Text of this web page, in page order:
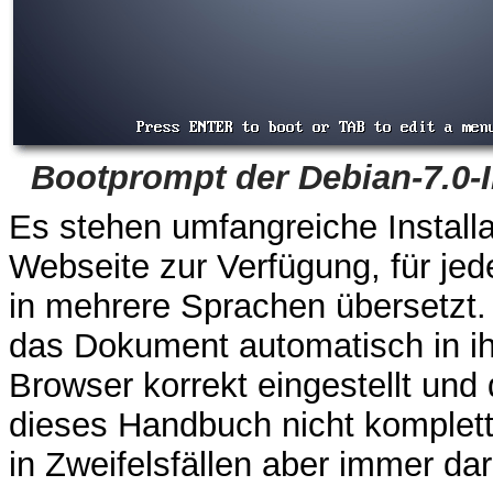
Bootprompt der Debian-
Es stehen umfangreiche
Webseite zur Verfügung, für
in mehrere Sprachen
das Dokument automatisch in
Browser korrekt eingestellt
dieses Handbuch nicht
in Zweifelsfällen aber immer